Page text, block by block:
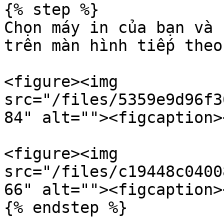
{% step %}
Chọn máy in của bạn
trên màn hình tiếp
<figure><img
src="/files/
84"
<figure><img
src="/files/
66"
{% endstep %}